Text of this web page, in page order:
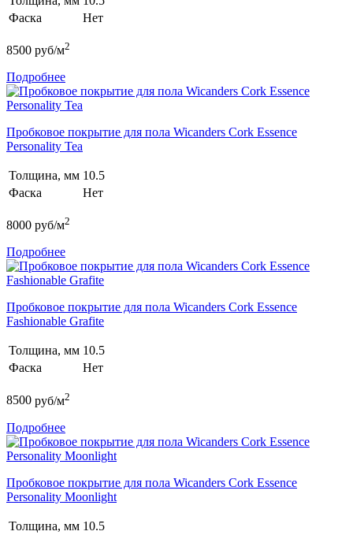
Фаска
Нет
8500 руб/м2
Подробнее
Пробковое покрытие для пола Wicanders Cork Essence
Personality Tea
Толщина, мм 10.5
Фаска
Нет
8000 руб/м2
Подробнее
Пробковое покрытие для пола Wicanders Cork Essence
Fashionable Grafite
Толщина, мм 10.5
Фаска
Нет
8500 руб/м2
Подробнее
Пробковое покрытие для пола Wicanders Cork Essence
Personality Moonlight
Толщина, мм 10.5